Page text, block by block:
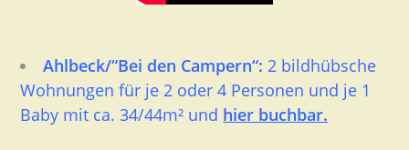
Ahlbeck/“Bei den Campern“: 2 bildhübsche
Wohnungen für je 2 oder 4 Personen und je 1
Baby mit ca. 34/44m² und hier buchbar.